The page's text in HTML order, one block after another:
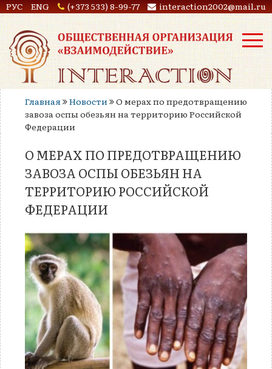
РУС ENG (+373 533) 8-99-77 interaction2002@mail.ru
Главная Новости
О мерах по предотвращению
завоза оспы обезьян на территорию Российской
Федерации
О МЕРАХ ПО ПРЕДОТВРАЩЕНИЮ
ЗАВОЗА ОСПЫ ОБЕЗЬЯН НА
ТЕРРИТОРИЮ РОССИЙСКОЙ
ФЕДЕРАЦИИ